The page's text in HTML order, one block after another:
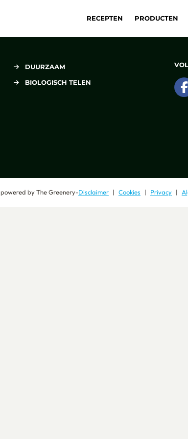
RECEPTEN PRODUCTEN
DUURZAAM
BIOLOGISCH TELEN
powered byThe Greenery-Disclaimer Cookies Privacy